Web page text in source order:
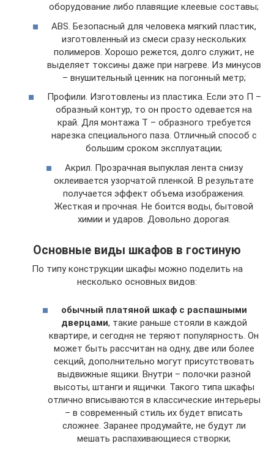
оборудование либо плавящие клеевые составы;
ABS. Безопасный для человека мягкий пластик,
изготовленный из смеси сразу нескольких
полимеров. Хорошо режется, долго служит, не
выделяет токсины даже при нагреве. Из минусов
– внушительный ценник на погонный метр;
Профили. Изготовлены из пластика. Если это П –
образный контур, то он просто одевается на
край. Для монтажа Т – образного требуется
нарезка специального паза. Отличный способ с
большим сроком эксплуатации;
Акрил. Прозрачная выпуклая лента снизу
оклеивается узорчатой пленкой. В результате
получается эффект объема изображения.
Жесткая и прочная. Не боится воды, бытовой
химии и ударов. Довольно дорогая.
Основные виды шкафов в гостиную
По типу конструкции шкафы можно поделить на
несколько основных видов:
обычный платяной шкаф с распашными
дверцами, такие раньше стояли в каждой
квартире, и сегодня не теряют популярность. Он
может быть рассчитан на одну, две или более
секций, дополнительно могут присутствовать
выдвижные ящики. Внутри – полочки разной
высоты, штанги и ящички. Такого типа шкафы
отлично вписываются в классические интерьеры
– в современный стиль их будет вписать
сложнее. Заранее продумайте, не будут ли
мешать распахивающиеся створки;